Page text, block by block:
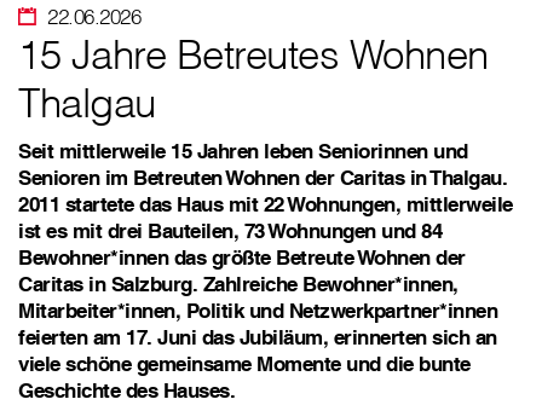
22.06.2026
15 Jahre Betreutes Wohnen
Thalgau
Seit mittlerweile 15 Jahren leben Seniorinnen und
Senioren im Betreuten Wohnen der Caritas in Thalgau.
2011 startete das Haus mit 22 Wohnungen, mittlerweile
ist es mit drei Bauteilen, 73 Wohnungen und 84
Bewohner*innen das größte Betreute Wohnen der
Caritas in Salzburg. Zahlreiche Bewohner*innen,
Mitarbeiter*innen, Politik und Netzwerkpartner*innen
feierten am 17. Juni das Jubiläum, erinnerten sich an
viele schöne gemeinsame Momente und die bunte
Geschichte des Hauses.